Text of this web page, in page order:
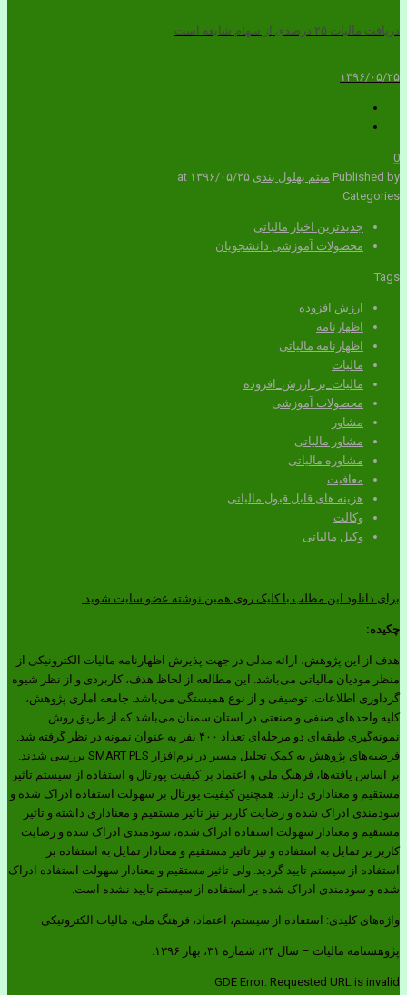
دریافت مالیات ۲۵ درصدی از سهام شایعه است
۱۳۹۶/۰۵/۲۵
0
Published by میثم بهلول بندی at ۱۳۹۶/۰۵/۲۵
Categories
جدیدترین اخبار مالیاتی
محصولات آموزشی دانشجویان
Tags
ارزش افزوده
اظهارنامه
اظهارنامه مالیاتی
مالیات
مالیات_بر_ارزش_افزوده
محصولات آموزشی
مشاور
مشاور مالیاتی
مشاوره مالیاتی
معافیت
هزینه های قابل قبول مالیاتی
وکالت
وکیل مالیاتی
برای دانلود این مطلب با کلیک روی همین نوشته عضو سایت شوید.
چکیده:
هدف از این پژوهش، ارائه مدلی در جهت پذیرش اظهارنامه مالیات الکترونیکی از
منظر مودیان مالیاتی می‌باشد. این مطالعه از لحاظ هدف، کاربردی و از نظر شیوه
گردآوری اطلاعات، توصیفی و از نوع همبستگی می‌باشد. جامعه آماری پژوهش،
کلیه واحدهای صنفی و صنعتی در استان سمنان می‌باشد که از طریق روش
نمونه‌گیری طبقه‌ای دو مرحله‌ای تعداد ۴۰۰ نفر به عنوان نمونه در نظر گرفته شد.
فرضیه‌های پژوهش به کمک تحلیل مسیر در نرم‌افزار SMART PLS بررسی شدند.
بر اساس یافته‌ها، فرهنگ ملی و اعتماد بر کیفیت پورتال و استفاده از سیستم تاثیر
مستقیم و معناداری دارند. همچنین کیفیت پورتال بر سهولت استفاده ادراک شده و
سودمندی ادراک شده و رضایت کاربر نیز تاثیر مستقیم و معناداری داشته و تاثیر
مستقیم و معنادار سهولت استفاده ادراک شده، سودمندی ادراک شده و رضایت
کاربر بر تمایل به استفاده و نیز تاثیر مستقیم و معنادار تمایل به استفاده بر
استفاده از سیستم تایید گردید. ولی تاثیر مستقیم و معنادار سهولت استفاده ادراک
شده و سودمندی ادراک شده بر استفاده از سیستم تایید نشده است.
واژه‌های کلیدی: استفاده از سیستم، اعتماد، فرهنگ ملی، مالیات الکترونیکی
پژوهشنامه مالیات – سال ۲۴، شماره ۳۱، بهار ۱۳۹۶.
GDE Error: Requested URL is invalid